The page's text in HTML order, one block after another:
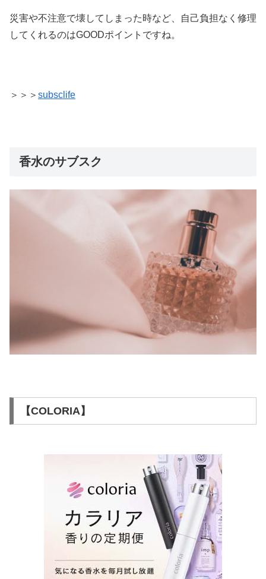
災害や不注意で壊してしまった時など、自己負担なく修理
してくれるのはGOODポイントですね。
＞＞＞ subsclife
香水のサブスク
【COLORIA】